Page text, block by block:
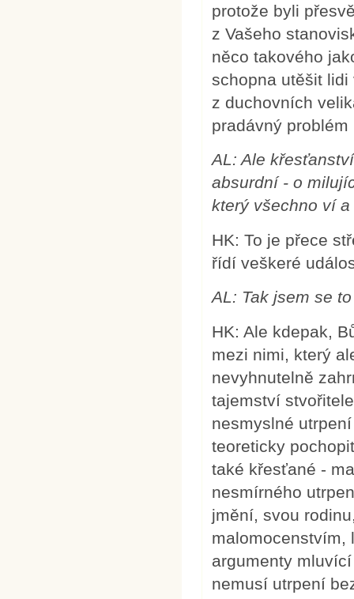
protože byli
z Vašeho
něco takového
schopna utěšit
z duchovních
pradávný
AL:Ale
absurdní - o
který všechno ví
HK: To je přece
řídí veškeré
AL: Tak jsem se
HK: Ale kdepak,
mezi nimi, který
nevyhnutelně
tajemství
nesmyslné
teoreticky
také křesťané -
nesmírného
jmění, svou
malomocenstvím,
argumenty
nemusí utrpení